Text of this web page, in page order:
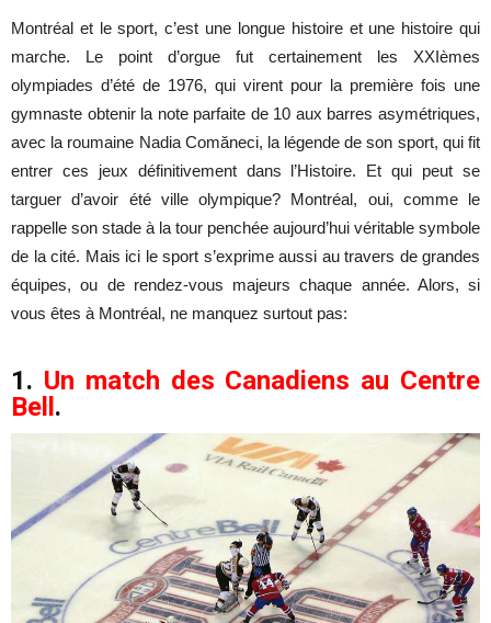
Montréal et le sport, c’est une longue histoire et une histoire qui
marche. Le point d’orgue fut certainement les XXIèmes
olympiades d’été de 1976, qui virent pour la première fois une
gymnaste obtenir la note parfaite de 10 aux barres asymétriques,
avec la roumaine Nadia Comăneci, la légende de son sport, qui fit
entrer ces jeux définitivement dans l’Histoire. Et qui peut se
targuer d’avoir été ville olympique? Montréal, oui, comme le
rappelle son stade à la tour penchée aujourd’hui véritable symbole
de la cité. Mais ici le sport s’exprime aussi au travers de grandes
équipes, ou de rendez-vous majeurs chaque année. Alors, si
vous êtes à Montréal, ne manquez surtout pas:
1. Un match des Canadiens au Centre
Bell .